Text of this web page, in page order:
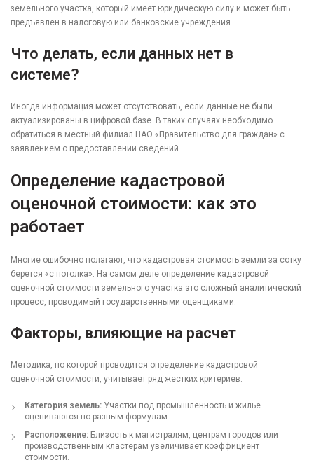
земельного участка, который имеет юридическую силу и может быть
предъявлен в налоговую или банковские учреждения.
Что делать, если данных нет в
системе?
Иногда информация может отсутствовать, если данные не были
актуализированы в цифровой базе. В таких случаях необходимо
обратиться в местный филиал НАО «Правительство для граждан» с
заявлением о предоставлении сведений.
Определение кадастровой
оценочной стоимости: как это
работает
Многие ошибочно полагают, что кадастровая стоимость земли за сотку
берется «с потолка». На самом деле определение кадастровой
оценочной стоимости земельного участка это сложный аналитический
процесс, проводимый государственными оценщиками.
Факторы, влияющие на расчет
Методика, по которой проводится определение кадастровой
оценочной стоимости, учитывает ряд жестких критериев:
Категория земель: Участки под промышленность и жилье
оцениваются по разным формулам.
Расположение: Близость к магистралям, центрам городов или
производственным кластерам увеличивает коэффициент
стоимости.